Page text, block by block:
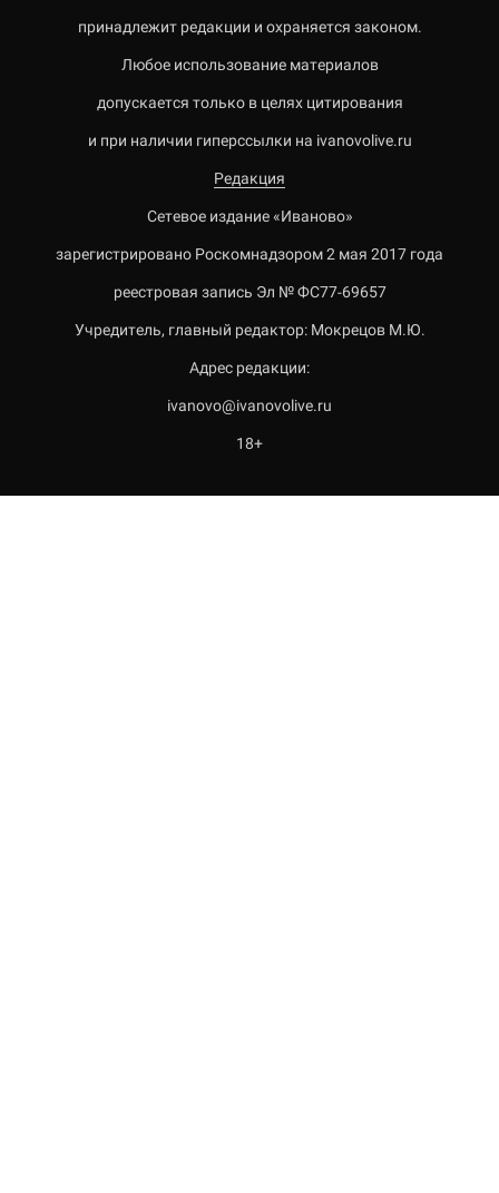
принадлежит редакции и охраняется законом.
Любое использование материалов
допускается только в целях цитирования
и при наличии гиперссылки на ivanovolive.ru
Редакция
Сетевое издание «Иваново»
зарегистрировано Роскомнадзором 2 мая 2017 года
реестровая запись Эл № ФС77-69657
Учредитель, главный редактор: Мокрецов М.Ю.
Адрес редакции:
ivanovo@ivanovolive.ru
18+